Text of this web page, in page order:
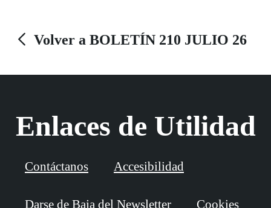
Volver a BOLETÍN 210 JULIO 26
Enlaces de Utilidad
Contáctanos Accesibilidad
Darse de Baja del Newsletter Cookies